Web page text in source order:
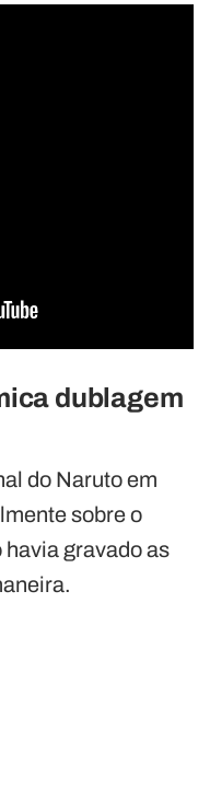
dublagem
do Naruto em
sobre o
gravado as